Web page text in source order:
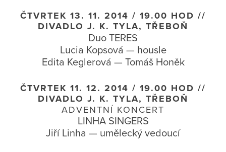
ČTVRTEK 13. 11. 2014 / 19.00 HOD //
DIVADLO J. K. TYLA, TŘEBOŇ
Duo TERES
Lucia Kopsová — housle
Edita Keglerová — Tomáš Honěk
ČTVRTEK 11. 12. 2014 / 19.00 HOD //
DIVADLO J. K. TYLA, TŘEBOŇ
ADVENTNÍ KONCERT
LINHA SINGERS
Jiří Linha — umělecký vedoucí